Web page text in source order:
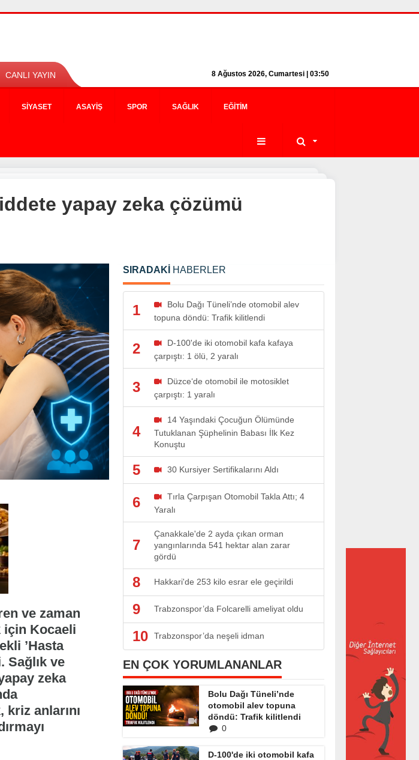
CANLI YAYIN 8 Ağustos 2026, Cumartesi | 03:50
SIYASET ASAYIŞ SPOR SAĞLIK EĞITIM
yapay zeka çözümü
ve zaman
için Kocaeli
’Hasta
Sağlık ve
zeka
anlarını
SIRADAKİ HABERLER
1
Bolu Dağı Tüneli’nde otomobil alev
topuna döndü: Trafik kilitlendi
2
D-100'de iki otomobil kafa kafaya
çarpıştı: 1 ölü, 2 yaralı
3
Düzce‘de otomobil ile motosiklet
çarpıştı: 1 yaralı
4
14 Yaşındaki Çocuğun Ölümünde
Tutuklanan Şüphelinin Babası İlk Kez
Konuştu
5 30 Kursiyer Sertifikalarını Aldı
6
Tırla Çarpışan Otomobil Takla Attı; 4
Yaralı
7
Çanakkale'de 2 ayda çıkan orman
yangınlarında 541 hektar alan zarar
gördü
8 Hakkari'de 253 kilo esrar ele geçirildi
9 Trabzonspor’da Folcarelli ameliyat oldu
10 Trabzonspor’da neşeli idman
EN ÇOK YORUMLANANLAR
Bolu Dağı Tüneli’nde
otomobil alev topuna
döndü: Trafik kilitlendi
0
D-100'de iki otomobil kafa